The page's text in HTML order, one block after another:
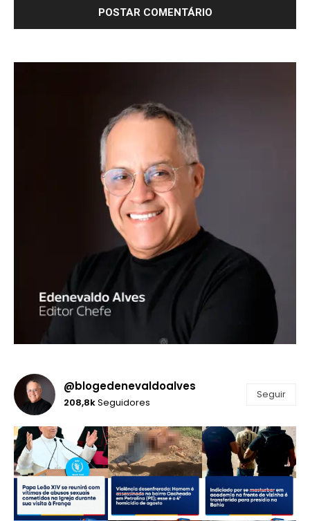
@blogedenevaldoalves
208,8kSeguidores
Seguir